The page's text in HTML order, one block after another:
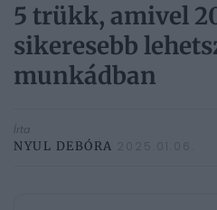
5 trükk, amivel
sikeresebb
munkádban
Írta
NYUL DEBÓRA 2025.01.06.